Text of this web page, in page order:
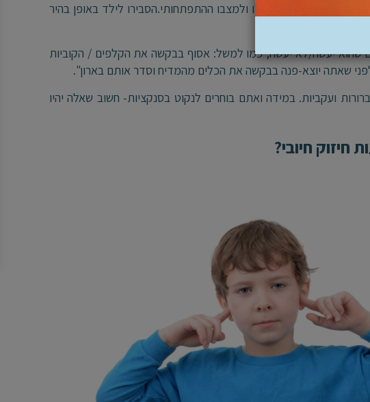
ובשפה מותאמת לגילו ולמצבו ההתפתחותי.הסבירו לילד באופן בהיר
שהוא יעשה/לא יעשה, כמו למשל: אסוף בבקשה את הקלפים / הקוביות
ועקביות. במידה ואתם בוחרים לנקוט בסנקציות- חשוב שאלה יהיו
חיובי?